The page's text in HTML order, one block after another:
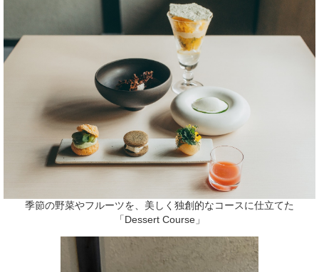
季節の野菜やフルーツを、美しく独創的なコースに仕立てた
「Dessert Course」